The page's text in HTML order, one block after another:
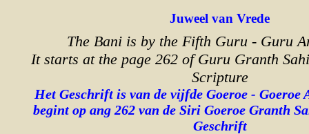
Juweel van Vrede
The Bani is by the Fifth Guru - Guru
It starts at the page 262 of Guru Granth
Scripture
Het Geschrift is van de vijfde Goeroe - Goeroe
begint op ang 262 van de Siri Goeroe Granth
Geschrift